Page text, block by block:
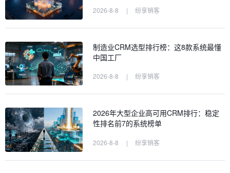
2026-8-8 | 纷享销客
制造业CRM选型排行榜：这8款系统最懂
中国工厂
2026-8-8 | 纷享销客
2026年大型企业高可用CRM排行：稳定
性排名前7的系统榜单
2026-8-8 | 纷享销客